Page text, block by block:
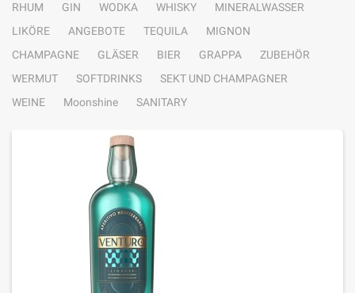
RHUM GIN WODKA WHISKY
MINERALWASSER
LIKÖRE
ANGEBOTE TEQUILA
MIGNON
CHAMPAGNE
GLÄSER BIER GRAPPA
ZUBEHÖR
WERMUT
SOFTDRINKS
SEKT UND CHAMPAGNER
WEINE
Moonshine SANITARY